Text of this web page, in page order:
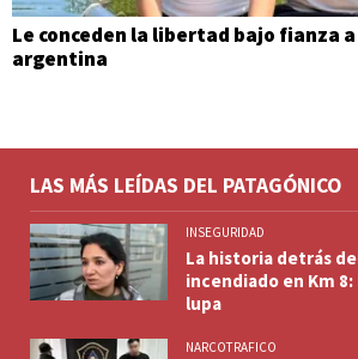
Le conceden la libertad bajo fianza
argentina
LAS MÁS LEÍDAS DEL PATAGÓNICO
INSEGURIDAD
La historia detrás
incendiado en Km
lupa
NARCOTRAFICO